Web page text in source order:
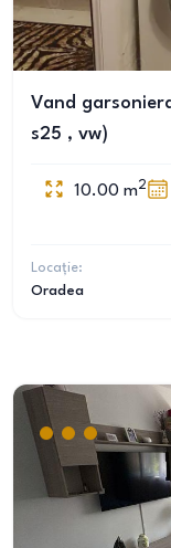
Vand
s25 , vw)
10.00 m2
Locație:
Oradea